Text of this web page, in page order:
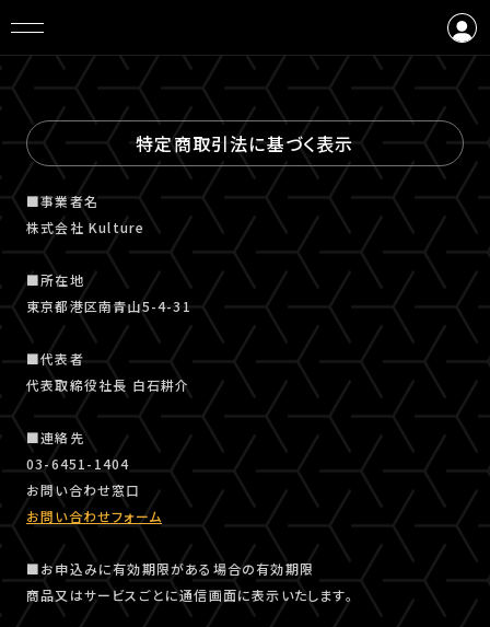
会員登録
特定商取引法に基づく表示
■事業者名
株式会社 Kulture
■所在地
東京都港区南青山5-4-31
■代表者
代表取締役社長 白石耕介
■連絡先
03-6451-1404
お問い合わせ窓口
お問い合わせフォーム
■お申込みに有効期限がある場合の有効期限
商品又はサービスごとに通信画面に表示いたします。